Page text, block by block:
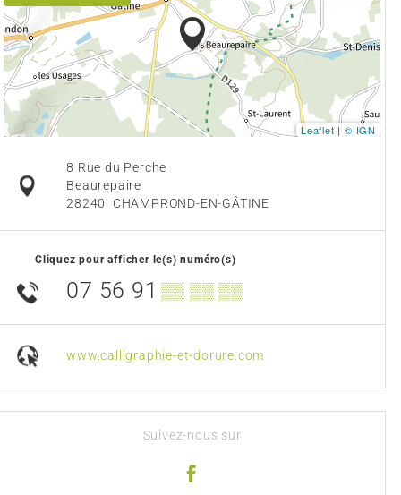
Leaflet | © IGN
8 Rue du Perche
Beaurepaire
28240
CHAMPROND-EN-GÂTINE
Cliquez pour afficher le(s) numéro(s)
07 56 91 ▒▒ ▒▒ ▒▒
www.calligraphie-et-dorure.com
Suivez-nous sur